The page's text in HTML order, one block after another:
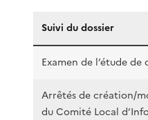
Suivi du dossier
Examen de l’étude de
Arrêtés de création/
du Comité Local